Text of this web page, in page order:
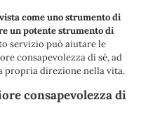
come uno strumento di
un potente strumento di
servizio può aiutare le
consapevolezza di sé, ad
propria direzione nella vita.
consapevolezza di